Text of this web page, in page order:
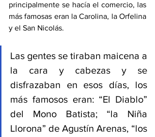
principalmente se hacía el comercio, las
más famosas eran la Carolina, la Orfelina
y el San Nicolás.
Las gentes se tiraban maicena a
la cara y cabezas y se
disfrazaban en esos días, los
más famosos eran: “El Diablo”
del Mono Batista; “la Niña
Llorona” de Agustín Arenas, “los